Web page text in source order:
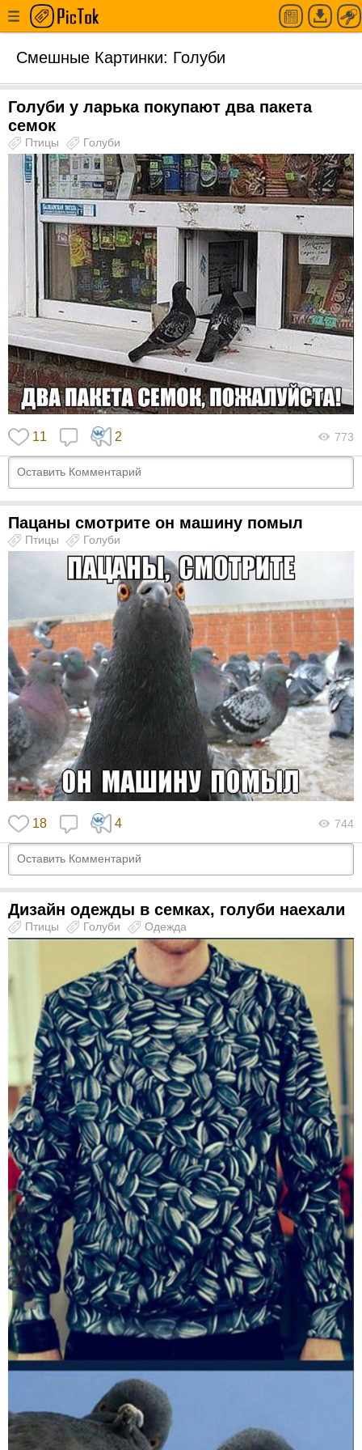
Смешные Картинки: Голуби
Голуби у ларька покупают два пакета
семок
Птицы Голуби
11 2 773
Пацаны смотрите он машину помыл
Птицы Голуби
18 4 744
Дизайн одежды в семках, голуби наехали
Птицы Голуби Одежда